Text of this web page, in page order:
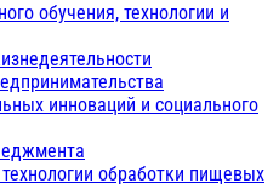
обучения, технологии и
инноваций и социального
обработки пищевых